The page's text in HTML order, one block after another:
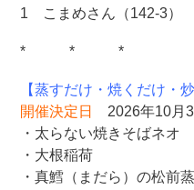
1 こまめさん（142-3）
* * *
【蒸すだけ・焼くだけ・
開催決定日
2026年10月
・太らない焼きそばネオ
・大根稲荷
・真鱈（まだら）の松前